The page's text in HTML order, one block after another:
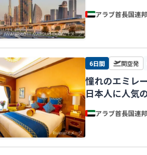
アラブ首長国連
6日間 関空発
憧れのエミレ
日本人に人気
アラブ首長国連